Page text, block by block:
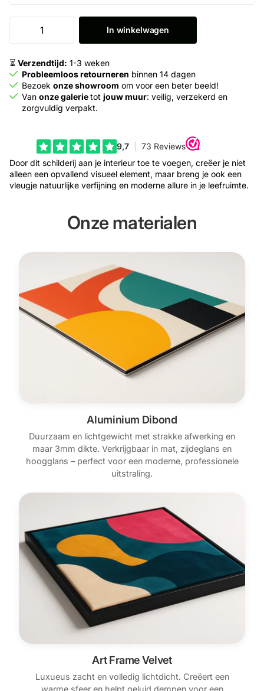
In winkelwagen
⏳ Verzendtijd: 1-3 weken
Probleemloos retourneren binnen 14 dagen
Bezoek onze showroom om voor een beter beeld!
Van onze galerietot jouw muur: veilig, verzekerd en
zorgvuldig verpakt.
Door dit schilderij aan je interieur toe te voegen, creëer je niet
alleen een opvallend visueel element, maar breng je ook een
vleugje natuurlijke verfijning en moderne allure in je leefruimte.
Onze materialen
Aluminium Dibond
Duurzaam en lichtgewicht met strakke afwerking en
maar 3mm dikte. Verkrijgbaar in mat, zijdeglans en
hoogglans – perfect voor een moderne, professionele
uitstraling.
Art Frame Velvet
Luxueus zacht en volledig lichtdicht. Creëert een